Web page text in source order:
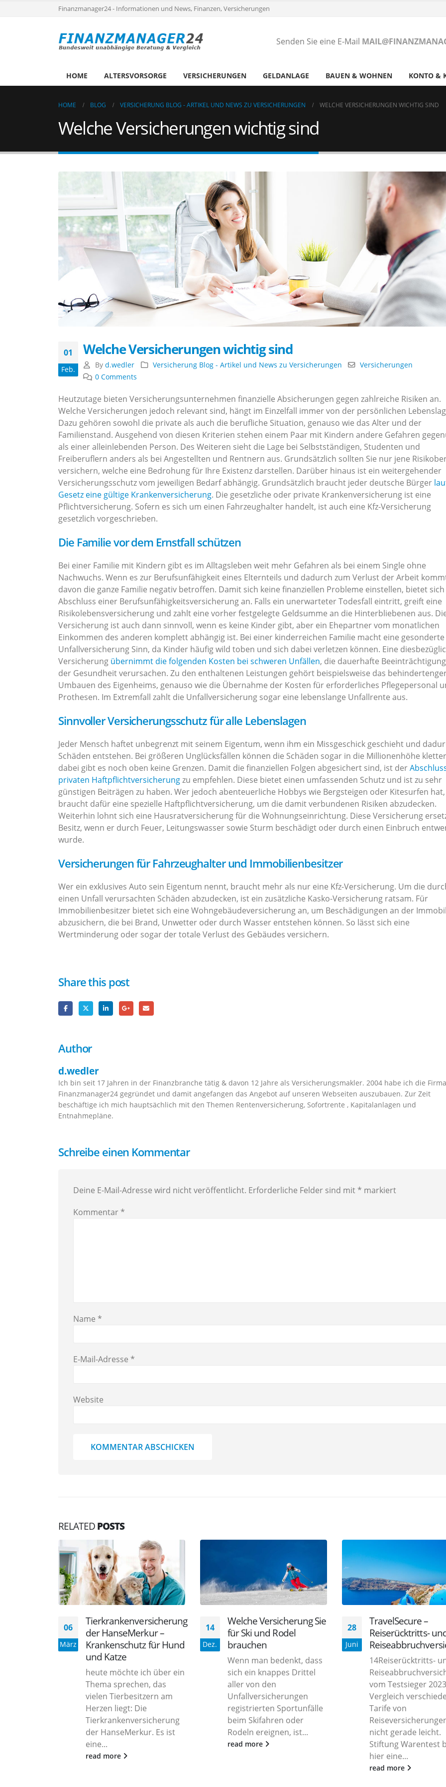
Finanzmanager24 - Informationen und News, Finanzen, Versicherungen
Senden Sie eine E-Mail
HOME ALTERSVORSORGE VERSICHERUNGEN GELDANLAGE BAUEN & WOHNEN KONTO &
HOME BLOG VERSICHERUNG BLOG - ARTIKEL UND NEWS ZU VERSICHERUNGEN WELCHE VERSICHERUNGEN WICHTIG SIND
Welche Versicherungen wichtig sind
01
Feb.
Welche Versicherungen wichtig sind
By d.wedler Versicherung Blog - Artikel und News zu Versicherungen
Versicherungen
0 Comments
Heutzutage bieten Versicherungsunternehmen finanzielle Absicherungen gegen zahlreiche Risiken an.
Welche Versicherungen jedoch relevant sind, hängt im Einzelfall immer von der persönlichen
Dazu gehören sowohl die private als auch die berufliche Situation, genauso wie das Alter und der
Familienstand. Ausgehend von diesen Kriterien stehen einem Paar mit Kindern andere Gefahren
als einer alleinlebenden Person. Des Weiteren sieht die Lage bei Selbstständigen, Studenten und
Freiberuflern anders als bei Angestellten und Rentnern aus. Grundsätzlich sollten Sie nur jene
versichern, welche eine Bedrohung für Ihre Existenz darstellen. Darüber hinaus ist ein weitergehender
Versicherungsschutz vom jeweiligen Bedarf abhängig. Grundsätzlich braucht jeder deutsche Bürger
Gesetz eine gültige Krankenversicherung. Die gesetzliche oder private Krankenversicherung ist eine
Pflichtversicherung. Sofern es sich um einen Fahrzeughalter handelt, ist auch eine Kfz-Versicherung
gesetzlich vorgeschrieben.
Die Familie vor dem Ernstfall schützen
Bei einer Familie mit Kindern gibt es im Alltagsleben weit mehr Gefahren als bei einem Single ohne
Nachwuchs. Wenn es zur Berufsunfähigkeit eines Elternteils und dadurch zum Verlust der Arbeit
davon die ganze Familie negativ betroffen. Damit sich keine finanziellen Probleme einstellen, bietet
Abschluss einer Berufsunfähigkeitsversicherung an. Falls ein unerwarteter Todesfall eintritt, greift eine
Risikolebensversicherung und zahlt eine vorher festgelegte Geldsumme an die Hinterbliebenen aus.
Versicherung ist auch dann sinnvoll, wenn es keine Kinder gibt, aber ein Ehepartner vom monatlichen
Einkommen des anderen komplett abhängig ist. Bei einer kinderreichen Familie macht eine gesonderte
Unfallversicherung Sinn, da Kinder häufig wild toben und sich dabei verletzen können. Eine
Versicherung übernimmt die folgenden Kosten bei schweren Unfällen, die dauerhafte
der Gesundheit verursachen. Zu den enthaltenen Leistungen gehört beispielsweise das
Umbauen des Eigenheims, genauso wie die Übernahme der Kosten für erforderliches Pflegepersonal
Prothesen. Im Extremfall zahlt die Unfallversicherung sogar eine lebenslange Unfallrente aus.
Sinnvoller Versicherungsschutz für alle Lebenslagen
Jeder Mensch haftet unbegrenzt mit seinem Eigentum, wenn ihm ein Missgeschick geschieht und
Schäden entstehen. Bei größeren Unglücksfällen können die Schäden sogar in die Millionenhöhe
dabei gibt es noch oben keine Grenzen. Damit die finanziellen Folgen abgesichert sind, ist der
privaten Haftpflichtversicherungzu empfehlen. Diese bietet einen umfassenden Schutz und ist zu sehr
günstigen Beiträgen zu haben. Wer jedoch abenteuerliche Hobbys wie Bergsteigen oder Kitesurfen hat,
braucht dafür eine spezielle Haftpflichtversicherung, um die damit verbundenen Risiken abzudecken.
Weiterhin lohnt sich eine Hausratversicherung für die Wohnungseinrichtung. Diese Versicherung
Besitz, wenn er durch Feuer, Leitungswasser sowie Sturm beschädigt oder durch einen Einbruch
wurde.
Versicherungen für Fahrzeughalter und Immobilienbesitzer
Wer ein exklusives Auto sein Eigentum nennt, braucht mehr als nur eine Kfz-Versicherung. Um die
einen Unfall verursachten Schäden abzudecken, ist ein zusätzliche Kasko-Versicherung ratsam. Für
Immobilienbesitzer bietet sich eine Wohngebäudeversicherung an, um Beschädigungen an der
abzusichern, die bei Brand, Unwetter oder durch Wasser entstehen können. So lässt sich eine
Wertminderung oder sogar der totale Verlust des Gebäudes versichern.
Share this post
Author
d.wedler
Ich bin seit 17 Jahren in der Finanzbranche tätig & davon 12 Jahre als Versicherungsmakler. 2004 habe ich die Firma
Finanzmanager24 gegründet und damit angefangen das Angebot auf unseren Webseiten auszubauen. Zur Zeit
beschäftige ich mich hauptsächlich mit den Themen Rentenversicherung, Sofortrente , Kapitalanlagen und
Entnahmepläne.
Schreibe einen Kommentar
Deine E-Mail-Adresse wird nicht veröffentlicht. Erforderliche Felder sind mit * markiert
Kommentar *
Name *
E-Mail-Adresse *
Website
RELATEDPOSTS
06
März
Tierkrankenversicherung
der HanseMerkur –
Kran­ken­schutz für Hund
und Katze
heute möchte ich über ein
Thema sprechen, das
vielen Tierbesitzern am
Herzen liegt: Die
Tierkrankenversicherung
der HanseMerkur. Es ist
eine...
read more
14
Dez.
Welche Versicherung Sie
für Ski und Rodel
brauchen
Wenn man bedenkt, dass
sich ein knappes Drittel
aller von den
Unfallversicherungen
registrierten Sportunfälle
beim Skifahren oder
Rodeln ereignen, ist...
read more
28
Juni
TravelSecure –
Reiserücktritts-
14Reiserücktritts-
vom Testsieger
Vergleich
Tarife von
nicht gerade leicht.
Stiftung Warentest
hier eine...
read more